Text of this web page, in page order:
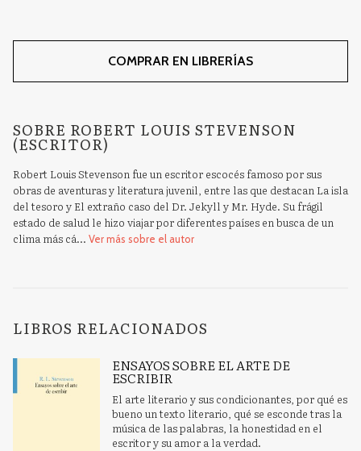
COMPRAR EN LIBRERÍAS
SOBRE ROBERT LOUIS STEVENSON
(ESCRITOR)
Robert Louis Stevenson fue un escritor escocés famoso por sus
obras de aventuras y literatura juvenil, entre las que destacan La isla
del tesoro y El extraño caso del Dr. Jekyll y Mr. Hyde. Su frágil
estado de salud le hizo viajar por diferentes países en busca de un
clima más cá... Ver más sobre el autor
LIBROS RELACIONADOS
ENSAYOS SOBRE EL ARTE DE
ESCRIBIR
El arte literario y sus condicionantes, por qué es
bueno un texto literario, qué se esconde tras la
música de las palabras, la honestidad en el
escritor y su amor a la verdad.